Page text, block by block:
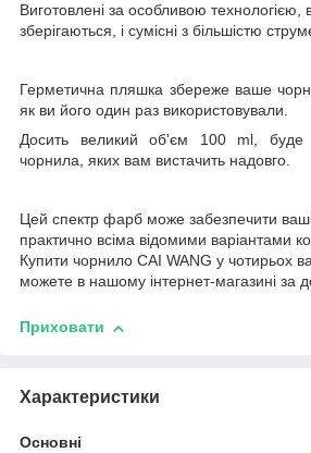
Виготовлені за особливою технологією,
зберігаються, і сумісні з більшістю
Герметична пляшка збереже ваше
як ви його один раз використовували.
Досить великий об'єм 100 ml, буде
чорнила, яких вам вистачить надовго.
Цей спектр фарб може забезпечити
практично всіма відомими варіантами
Купити чорнило CAI WANG у чотирьох
можете в нашому інтернет-магазині за
Приховати
Характеристики
Основні